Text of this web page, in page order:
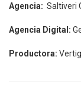
Agencia: Saltiveri
Agencia Digital:
Productora: